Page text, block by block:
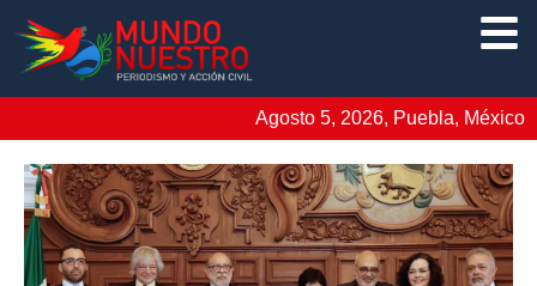
Agosto 5, 2026, Puebla, México